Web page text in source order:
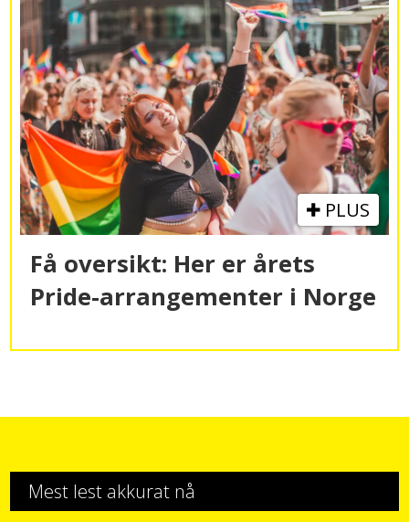
PLUS
Få oversikt: Her er årets
Pride-arrangementer i Norge
Mest lest akkurat nå